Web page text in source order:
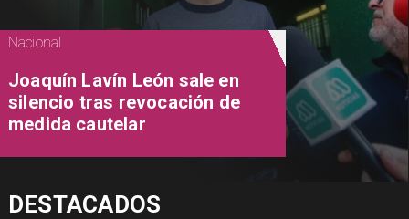
Nacional
Joaquín Lavín León sale en
silencio tras revocación de
medida cautelar
DESTACADOS